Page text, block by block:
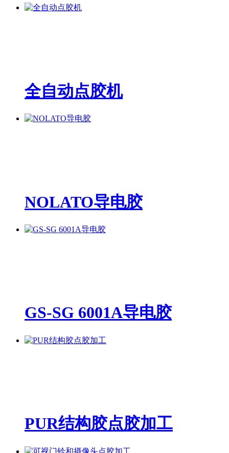
全自动点胶机
NOLATO导电胶
GS-SG 6001A导电胶
PUR结构胶点胶加工